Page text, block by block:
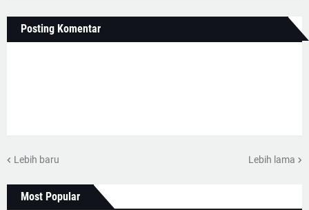
Posting Komentar
Lebih baru Lebih lama
Most Popular